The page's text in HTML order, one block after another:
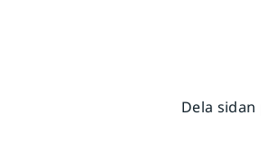
Dela sidan